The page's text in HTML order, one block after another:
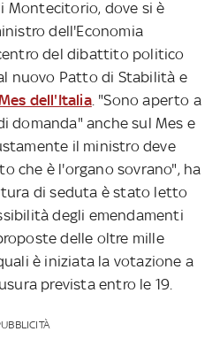
Montecitorio, dove si è
dell'Economia
del dibattito politico
nuovo Patto di Stabilità e
dell'Italia. "Sono aperto a
domanda" anche sul Mes e
il ministro deve
che è l'organo sovrano", ha
di seduta è stato letto
degli emendamenti
delle oltre mille
è iniziata la votazione a
prevista entro le 19.